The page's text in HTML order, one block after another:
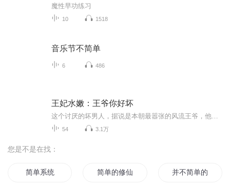
魔性早功练习
10 1518
音乐节不简单
6 486
王妃水嫩：王爷你好坏
54 3.1万
您是不是在找：
简单系统 简单的修仙 并不简单的你